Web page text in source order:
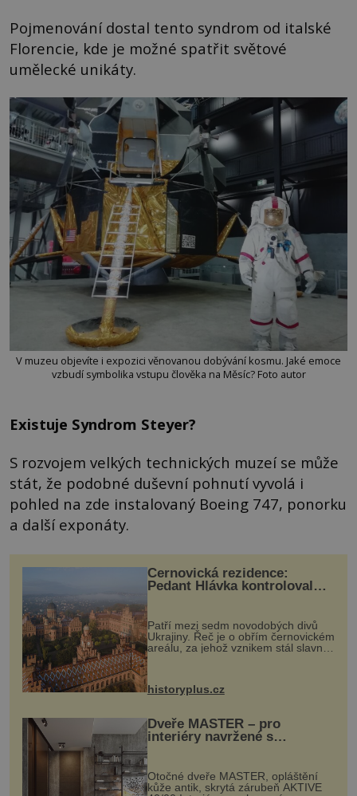
Pojmenování dostal tento syndrom od italské
Florencie, kde je možné spatřit světové
umělecké unikáty.
V muzeu objevíte i expozici věnovanou dobývání kosmu. Jaké emoce
vzbudí symbolika vstupu člověka na Měsíc? Foto autor
Existuje Syndrom Steyer?
S rozvojem velkých technických muzeí se může
stát, že podobné duševní pohnutí vyvolá i
pohled na zde instalovaný Boeing 747, ponorku
a další exponáty.
Černovická rezidence:
Pedant Hlávka kontroloval
Patří mezi sedm novodobých divů
Ukrajiny. Řeč je o obřím černovickém
areálu, za jehož vznikem stál slavný
český architekt Josef Hlávka. Ten si
na něm dal mimořádně záležet. Jeho
historyplus.cz
Dveře MASTER – pro
interiéry navržené s
rozumem i vášní!
Otočné dveře MASTER, opláštění
kůže antik, skrytá zárubeň AKTIVE